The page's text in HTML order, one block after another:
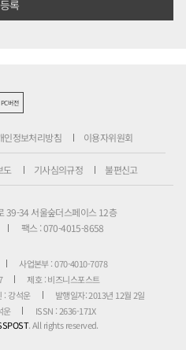
PC버전
인정보처리방침 이용자위원회
도 기사심의규정 불편신고
39-34 서울숲더스페이스 12층
팩스 : 070-4015-8658
사업본부 : 070-4010-7078
제호 : 비즈니스포스트
: 강석운
발행일자: 2013년 12월 2일
운
ISSN : 2636-171X
. All rights reserved.